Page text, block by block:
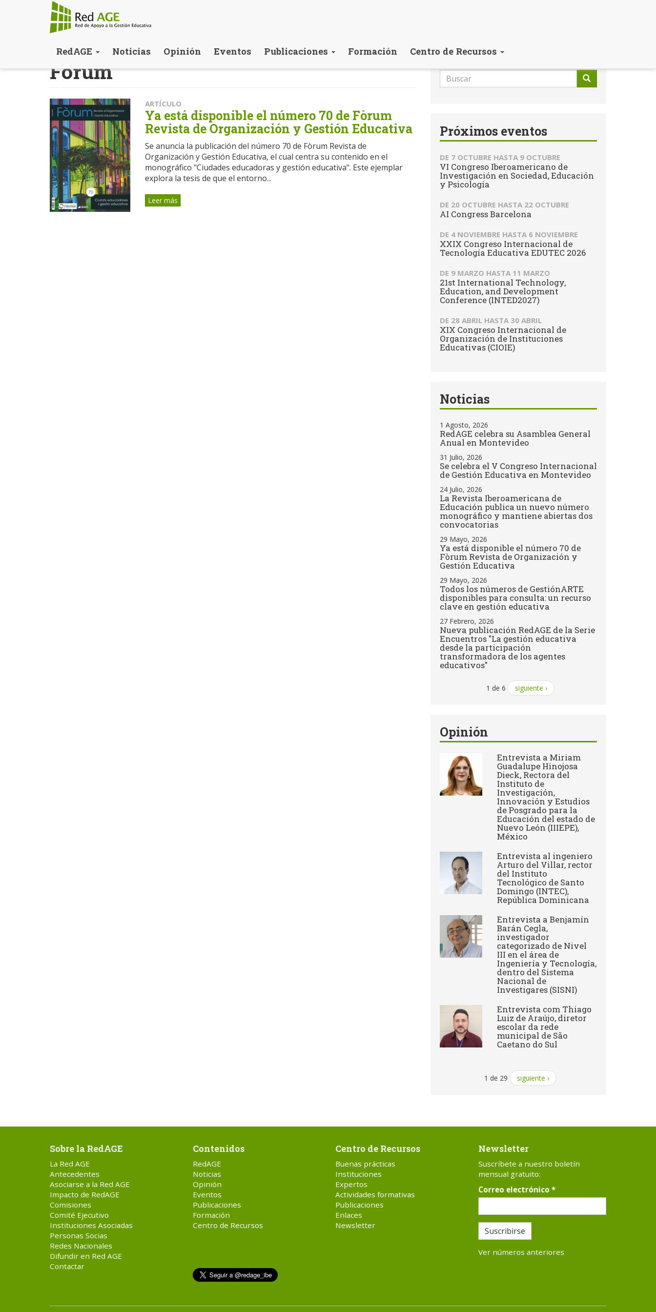
contenido
RedAGE Noticias Opinión Eventos Publicaciones Formación Centro de Recursos
Forum
ARTÍCULO
Ya está disponible el número 70 de Fòrum
Revista de Organización y Gestión Educativa
Se anuncia la publicación del número 70 de Fòrum Revista de
Organización y Gestión Educativa, el cual centra su contenido en el
monográfico "Ciudades educadoras y gestión educativa". Este ejemplar
explora la tesis de que el entorno...
Leer más
Formulario
de
Próximos eventos
DE 7 OCTUBRE HASTA 9 OCTUBRE
VI Congreso Iberoamericano de
Investigación en Sociedad, Educación
y Psicología
DE 20 OCTUBRE HASTA 22 OCTUBRE
AI Congress Barcelona
DE 4 NOVIEMBRE HASTA 6 NOVIEMBRE
XXIX Congreso Internacional de
Tecnología Educativa EDUTEC 2026
DE 9 MARZO HASTA 11 MARZO
21st International Technology,
Education, and Development
Conference (INTED2027)
DE 28 ABRIL HASTA 30 ABRIL
XIX Congreso Internacional de
Organización de Instituciones
Educativas (CIOIE)
Noticias
1 Agosto, 2026
RedAGE celebra su Asamblea General
Anual en Montevideo
31 Julio, 2026
Se celebra el V Congreso Internacional
de Gestión Educativa en Montevideo
24 Julio, 2026
La Revista Iberoamericana de
Educación publica un nuevo número
monográfico y mantiene abiertas dos
convocatorias
29 Mayo, 2026
Ya está disponible el número 70 de
Fòrum Revista de Organización y
Gestión Educativa
29 Mayo, 2026
Todos los números de GestiónARTE
disponibles para consulta: un recurso
clave en gestión educativa
27 Febrero, 2026
Nueva publicación RedAGE de la Serie
Encuentros "La gestión educativa
desde la participación
transformadora de los agentes
educativos"
1 de 6 siguiente ›
Opinión
Entrevista a Miriam
Guadalupe Hinojosa
Dieck, Rectora del
Instituto de
Investigación,
Innovación y Estudios
de Posgrado para la
Educación del estado de
Nuevo León (IIIEPE),
México
Entrevista al ingeniero
Arturo del Villar, rector
del Instituto
Tecnológico de Santo
Domingo (INTEC),
República Dominicana
Entrevista a Benjamín
Barán Cegla,
investigador
categorizado de Nivel
III en el área de
Ingeniería y Tecnología,
dentro del Sistema
Nacional de
Investigares (SISNI)
Entrevista com Thiago
Luiz de Araújo, diretor
escolar da rede
municipal de São
Caetano do Sul
1 de 29 siguiente ›
Sobre la RedAGE
La Red AGE
Antecedentes
Asociarse a la Red AGE
Impacto de RedAGE
Comisiones
Comité Ejecutivo
Instituciones Asociadas
Personas Socias
Redes Nacionales
Difundir en Red AGE
Contactar
Contenidos
RedAGE
Noticias
Opinión
Eventos
Publicaciones
Formación
Centro de Recursos
Centro de Recursos
Buenas prácticas
Instituciones
Expertos
Actividades formativas
Publicaciones
Enlaces
Newsletter
Newsletter
Suscríbete a nuestro boletín
mensual gratuito:
Correo electrónico *
Suscribirse
Ver números anteriores